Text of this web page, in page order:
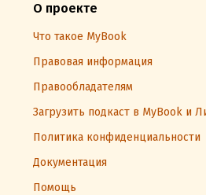
О проекте
Что такое MyBook
Правовая информация
Правообладателям
Загрузить подкаст в MyBook и
Политика конфиденциальности
Документация
Помощь